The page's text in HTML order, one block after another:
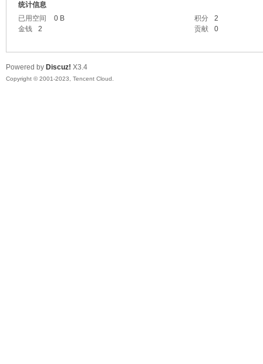
统计信息
已用空间
0 B 积分
2
金钱
2 贡献 0
Powered by Discuz! X3.4
Copyright © 2001-2023, Tencent Cloud.